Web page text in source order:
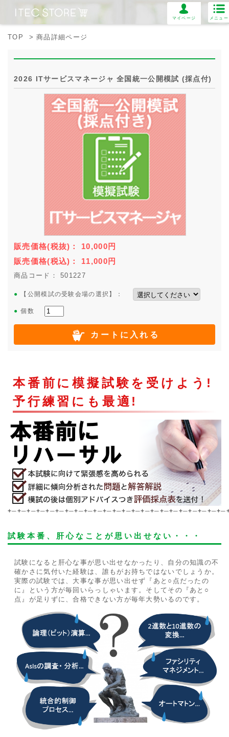
マイページ メニュー
TOP > 商品詳細ページ
2026 ITサービスマネージャ 全国統一公開模試 (採点付)
販売価格(税抜) ： 10,000 円
販売価格(税込) ： 11,000 円
商品コード： 501227
● 【公開模試の受験会場の選択】：
● 個数
カートに入れる
本番前に模擬試験を受けよう!
予行練習にも最適!
試験本番、肝心なことが思い出せない・・・
試験になると肝心な事が思い出せなかったり、自分の知識の不
確かさに気付いた経験は、誰もがお持ちではないでしょうか。
実際の試験では、大事な事が思い出せず『あと○点だったの
に』という方が毎回いらっしゃいます。そしてその『あと○
点』が足りずに、合格できない方が毎年大勢いるのです。